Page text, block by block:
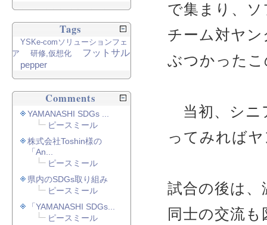
で集まり、
チーム対ヤ
ぶつかった
当初、シニ
ってみれば
試合の後は、
同士の交流
Tags
YSKe-comソリューションフェ
ア
研修,仮想化
フットサル
pepper
Comments
YAMANASHI SDGs ...
ピースミール
株式会社Toshin様の
「An...
ピースミール
県内のSDGs取り組み
ピースミール
「YAMANASHI SDGs...
ピースミール